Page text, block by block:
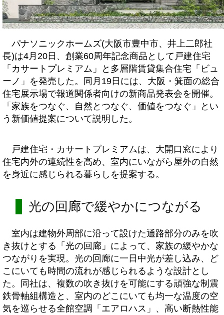
パナソニックホームズ(大阪市豊中市、井上二郎社
長)は4月20日、創業60周年記念商品として戸建住宅
「カサートプレミアム」と多層階賃貸集合住宅「ビュ
ーノ」を発売した。同月19日には、大阪・箕面の総合
住宅展示場で報道関係者向けの新商品発表会を開催。
「家族をつなぐ、自然とつなぐ、価値をつなぐ」とい
う新価値提案について説明した。
戸建住宅・カサートプレミアムは、大開口窓により
住宅内外の連続性を高め、室内にいながら屋外の自然
を身近に感じられる暮らしを提案する。
光の回廊で緩やかにつながる
室内は建物外周部に沿って設けた通路部分のみを吹
き抜けとする「光の回廊」によって、家族の緩やかな
つながりを実現。光の回廊に一日中光が差し込み、ど
こにいても時間の流れが感じられるような設計とし
た。同社は、複数の吹き抜けを可能にする頑強な制震
鉄骨軸組構造と、室内のどこにいても均一な温度の空
気を巡らせる全館空調「エアロハス」、高い断熱性能